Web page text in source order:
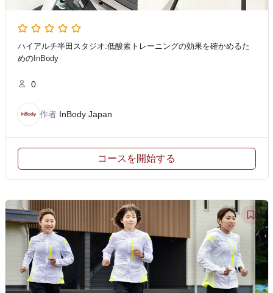
ハイアルチ半田スタジオ:低酸素トレーニングの効果を確かめるた
めのInBody
0
作者 InBody Japan
コースを開始する